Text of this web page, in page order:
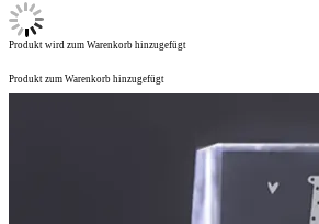
Produkt wird zum Warenkorb hinzugefügt
Produkt zum Warenkorb hinzugefügt